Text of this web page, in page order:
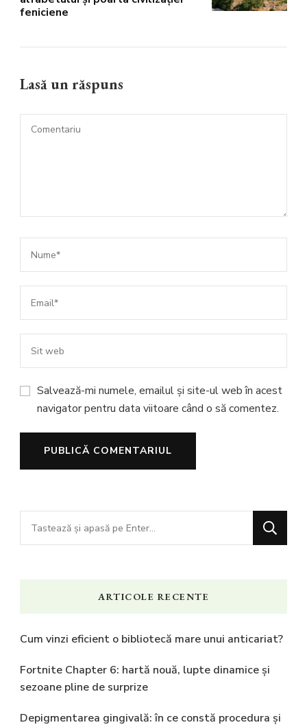
feniciene
Lasă un răspuns
Salvează-mi numele, emailul și site-ul web în acest
navigator pentru data viitoare când o să comentez.
Cauți
ceva?
ARTICOLE RECENTE
Cum vinzi eficient o bibliotecă mare unui anticariat?
Fortnite Chapter 6: hartă nouă, lupte dinamice și
sezoane pline de surprize
Depigmentarea gingivală: în ce constă procedura și